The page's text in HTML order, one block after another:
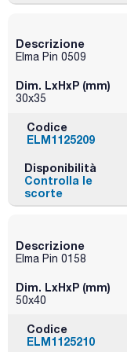
Descrizione
Elma Pin 0509
Dim. LxHxP (mm)
30x35
Codice
ELM1125209
Disponibilità
Controlla le
scorte
Descrizione
Elma Pin 0158
Dim. LxHxP (mm)
50x40
Codice
ELM1125210